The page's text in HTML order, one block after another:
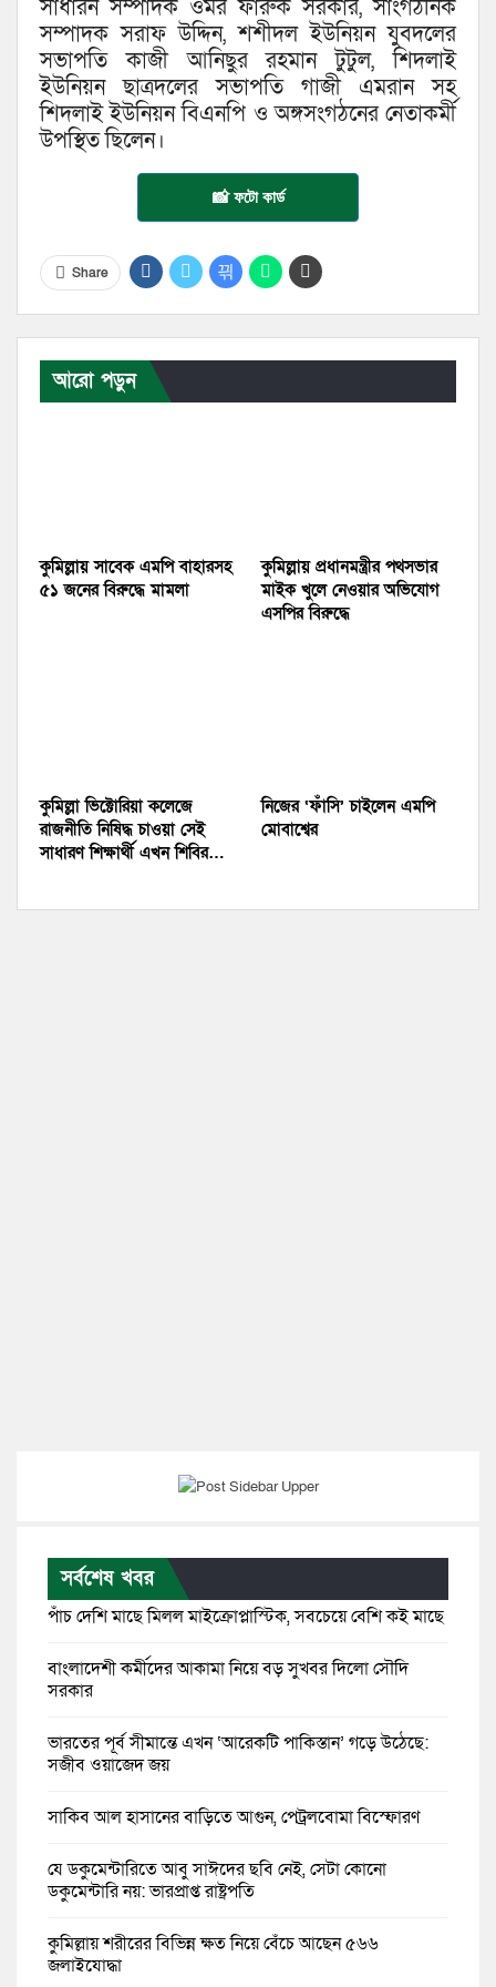
সাধারন সম্পাদক ওমর ফারুক সরকার, সাংগঠনিক
সম্পাদক সরাফ উদ্দিন, শশীদল ইউনিয়ন যুবদলের
সভাপতি কাজী আনিছুর রহমান টুটুল, শিদলাই
ইউনিয়ন ছাত্রদলের সভাপতি গাজী এমরান সহ
শিদলাই ইউনিয়ন বিএনপি ও অঙ্গসংগঠনের নেতাকর্মী
উপস্থিত ছিলেন।
📸 ফটো কার্ড
Share
আরো পড়ুন
কুমিল্লায় সাবেক এমপি বাহারসহ
৫১ জনের বিরুদ্ধে মামলা
কুমিল্লায় প্রধানমন্ত্রীর পথসভার
মাইক খুলে নেওয়ার অভিযোগ
এসপির বিরুদ্ধে
কুমিল্লা ভিক্টোরিয়া কলেজে
রাজনীতি নিষিদ্ধ চাওয়া সেই
সাধারণ শিক্ষার্থী এখন শিবির…
নিজের ‘ফাঁসি’ চাইলেন এমপি
মোবাশ্বের
সর্বশেষ খবর
পাঁচ দেশি মাছে মিলল মাইক্রোপ্লাস্টিক, সবচেয়ে বেশি কই মাছে
বাংলাদেশী কর্মীদের আকামা নিয়ে বড় সুখবর দিলো সৌদি
সরকার
ভারতের পূর্ব সীমান্তে এখন ‘আরেকটি পাকিস্তান’ গড়ে উঠেছে:
সজীব ওয়াজেদ জয়
সাকিব আল হাসানের বাড়িতে আগুন, পেট্রলবোমা বিস্ফোরণ
যে ডকুমেন্টারিতে আবু সাঈদের ছবি নেই, সেটা কোনো
ডকুমেন্টারি নয়: ভারপ্রাপ্ত রাষ্ট্রপতি
কুমিল্লায় শরীরের বিভিন্ন ক্ষত নিয়ে বেঁচে আছেন ৫৬৬
জুলাইযোদ্ধা